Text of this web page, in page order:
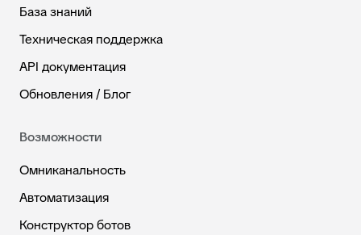
База знаний
Техническая поддержка
API документация
Обновления / Блог
Возможности
Омниканальность
Автоматизация
Конструктор ботов